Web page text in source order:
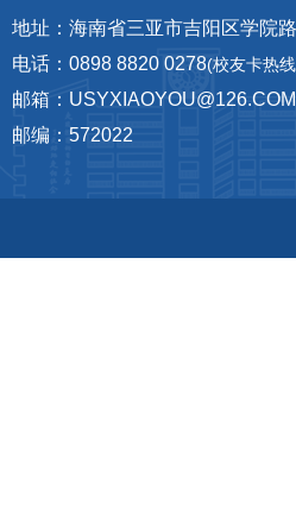
地址：海南省三亚市吉阳区学院
电话：0898 8820 0278(校友卡热
邮箱：USYXIAOYOU@126.COM
邮编：572022